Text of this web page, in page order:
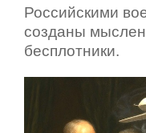
Российскими
созданы
бесплотники.